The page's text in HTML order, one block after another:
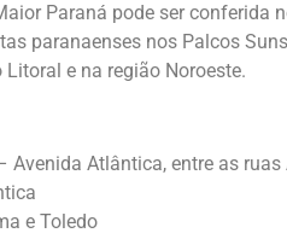
Paraná pode ser conferida
paranaenses nos Palcos
e na região Noroeste.
Atlântica, entre as
e Toledo